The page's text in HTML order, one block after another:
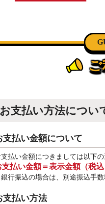
ご
お支払い方法につい
支払い金額について
払い金額につきましては以下の
支払い金額＝表示金額（税込
行振込の場合は、別途振込手
支払い方法